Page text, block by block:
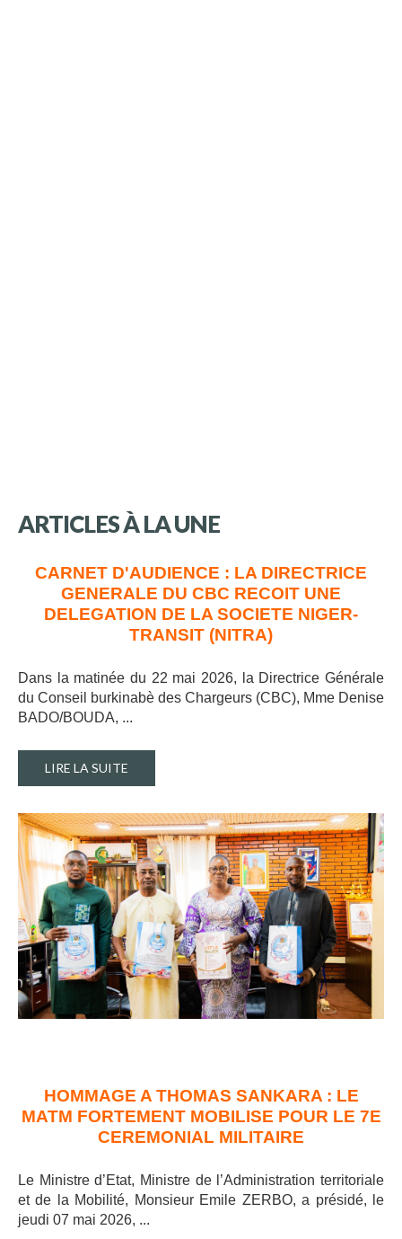
ARTICLESÀLAUNE
CARNET D'AUDIENCE : LA DIRECTRICE
GENERALE DU CBC RECOIT UNE
DELEGATION DE LA SOCIETE NIGER-
TRANSIT (NITRA)
Dans la matinée du 22 mai 2026, la Directrice Générale
du Conseil burkinabè des Chargeurs (CBC), Mme Denise
BADO/BOUDA, ...
LIRE LA SUITE
HOMMAGE A THOMAS SANKARA : LE
MATM FORTEMENT MOBILISE POUR LE 7E
CEREMONIAL MILITAIRE
Le Ministre d’Etat, Ministre de l’Administration territoriale
et de la Mobilité, Monsieur Emile ZERBO, a présidé, le
jeudi 07 mai 2026, ...